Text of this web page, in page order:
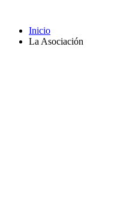
Inicio
La Asociación